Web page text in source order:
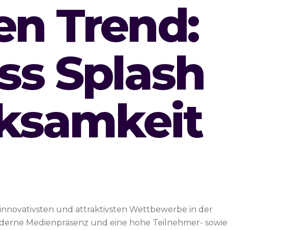
Trend:
Splash
und attraktivsten Wettbewerbe in der
Medienpräsenz und eine hohe Teilnehmer- sowie